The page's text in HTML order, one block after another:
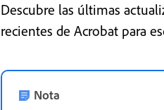
Descubre las últimas
recientes de Acrobat para
Nota